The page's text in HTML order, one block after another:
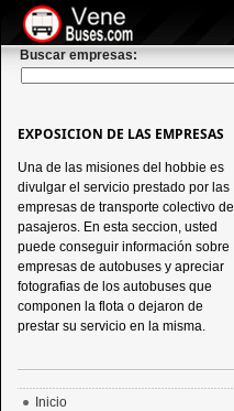
Buscar empresas:
EXPOSICION DE LAS EMPRESAS
Una de las misiones del hobbie es
divulgar el servicio prestado por las
empresas de transporte colectivo de
pasajeros. En esta seccion, usted
puede conseguir información sobre
empresas de autobuses y apreciar
fotografias de los autobuses que
componen la flota o dejaron de
prestar su servicio en la misma.
Inicio